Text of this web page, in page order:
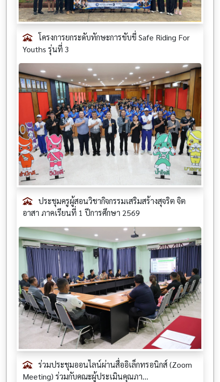
โครงการยกระดับทักษะการขับขี่ Safe Riding For
Youths รุ่นที่ 3
ประชุมครูผู้สอนวิชากิจกรรมเสริมสร้างสุจริต จิต
อาสา ภาคเรียนที่ 1 ปีการศึกษา 2569
ร่วมประชุมออนไลน์ผ่านสื่ออิเล็กทรอนิกส์ (Zoom
Meeting) ร่วมกับคณะผู้ประเมินคุณภา...